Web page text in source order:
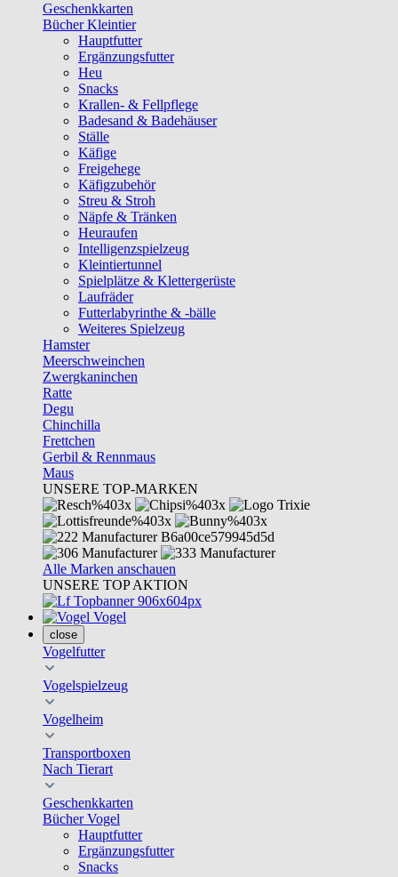
Geschenkkarten
Bücher Kleintier
Hauptfutter
Ergänzungsfutter
Heu
Snacks
Krallen- & Fellpflege
Badesand & Badehäuser
Ställe
Käfige
Freigehege
Käfigzubehör
Streu & Stroh
Näpfe & Tränken
Heuraufen
Intelligenzspielzeug
Kleintiertunnel
Spielplätze & Klettergerüste
Laufräder
Futterlabyrinthe & -bälle
Weiteres Spielzeug
Hamster
Meerschweinchen
Zwergkaninchen
Ratte
Degu
Chinchilla
Frettchen
Gerbil & Rennmaus
Maus
UNSERE TOP-MARKEN
Alle Marken anschauen
UNSERE TOP AKTION
Vogel
close
Vogelfutter
Vogelspielzeug
Vogelheim
Transportboxen
Nach Tierart
Geschenkkarten
Bücher Vogel
Hauptfutter
Ergänzungsfutter
Snacks